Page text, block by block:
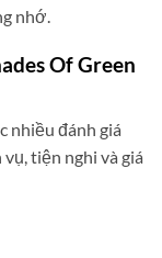
nhớ.
Of Green
nhiều đánh giá
tiện nghi và giá